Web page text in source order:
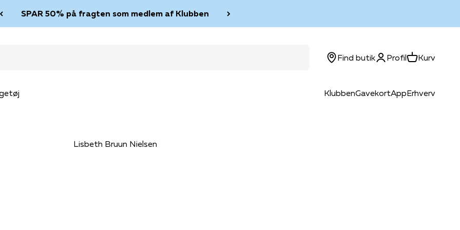
SPAR 50% på fragten som medlem af Klubben
KlubbenGavekortAppErhverv
Find butikLog ind
ProfilKurvKurv
Lisbeth Bruun Nielsen